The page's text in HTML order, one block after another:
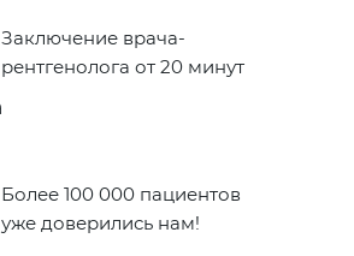
Заключение врача-
рентгенолога от 20 минут
Более 100 000 пациентов
уже доверились нам!